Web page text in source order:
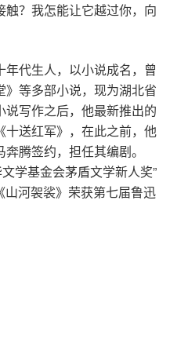
？我怎能让它越过你，向
代生人，以小说成名，曾
等多部小说，现为湖北省
写作之后，他最新推出的
送红军》，在此之前，他
腾签约，担任其编剧。
学基金会茅盾文学新人奖”
河袈裟》荣获第七届鲁迅